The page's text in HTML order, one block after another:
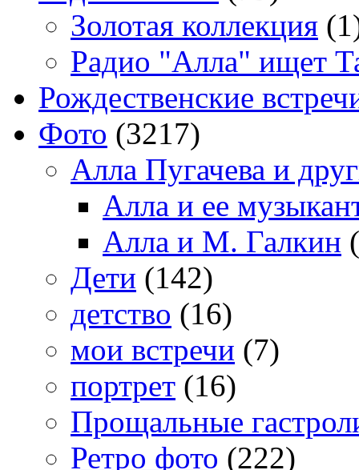
Золотая коллекция
Радио "Алла" ищет
Рождественские
Фото (3217)
Алла Пугачева и
Алла и ее
Алла и М. Галкин
Дети (142)
детство (16)
мои встречи (7)
портрет (16)
Прощальные
Ретро фото (222)